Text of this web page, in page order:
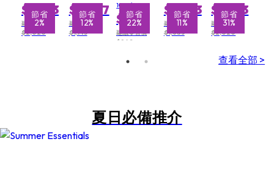
節省
2%
節省
2%
$1,983
建議零售價
$2,020
節省
33%
節省
12%
$1,007
建議零售價
$1,145
節省
12%
節省
22%
10ml/0.3oz
$656
建議零售價
$842
節省
29%
節省
11%
Serum
$1,503
建議零售價
$1,683
節省
12%
節省
31%
$1,393
建議零售價
$2,020
查看全部 >
夏日必備推介